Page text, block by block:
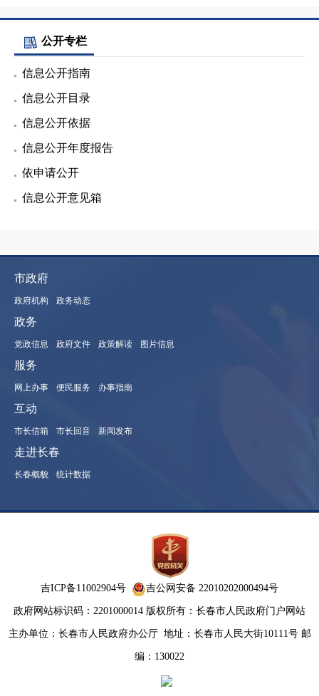
公开专栏
信息公开指南
信息公开目录
信息公开依据
信息公开年度报告
依申请公开
信息公开意见箱
市政府
政府机构 政务动态
政务
党政信息 政府文件 政策解读 图片信息
服务
网上办事 便民服务 办事指南
互动
市长信箱 市长回音 新闻发布
走进长春
长春概貌 统计数据
吉ICP备11002904号 吉公网安备 22010202000494号
政府网站标识码：2201000014 版权所有：长春市人民政府门户网站
主办单位：长春市人民政府办公厅 地址：长春市人民大街10111号 邮
编：130022